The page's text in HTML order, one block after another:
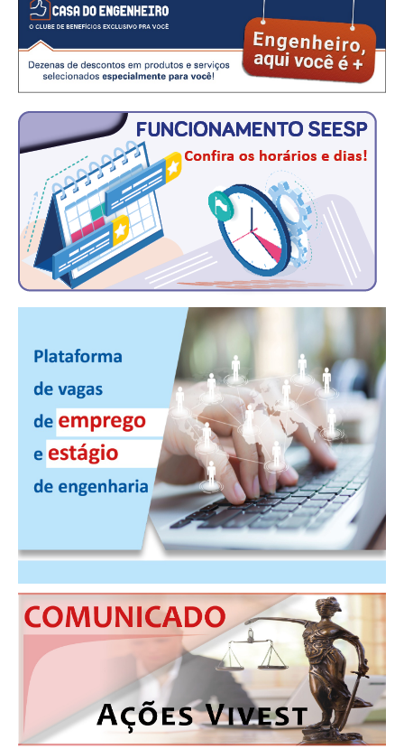
CONSELHO TECNOLÓGICO
HISTÓRICO E ATUAÇÃO
COMPOSIÇÃO
CONSELHOS ASSESSORES
PERSONALIDADES DA TECNOLOGIA
NÚCLEO DA MULHER ENGENHEIRA
TRANSPARÊNCIA
JURÍDICO
ACORDOS, CONVENÇÕES E DISSÍDIOS
CONTRIBUIÇÃO ASSISTENCIAL
CONTRIBUIÇÃO ASSOCIATIVA OU ANUIDADE DE SÓCIO
CONTRIBUIÇÃO SINDICAL URBANA
REVISÃO DE APOSENTADORIA
FGTS EXPURGOS
FGTS CORREÇÃO
LEGISLAÇÃO
LEI 4.950-A/1966 – PISO SALARIAL
LEI 5.194/1966 – REGULAMENTAÇÃO DA PROFISSÃO
LEI 6.496/1977 – ART